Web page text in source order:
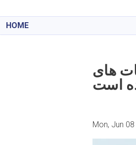
HOME
لوگر (۴۷۲۴) عملیات های
است
Mon, Jun